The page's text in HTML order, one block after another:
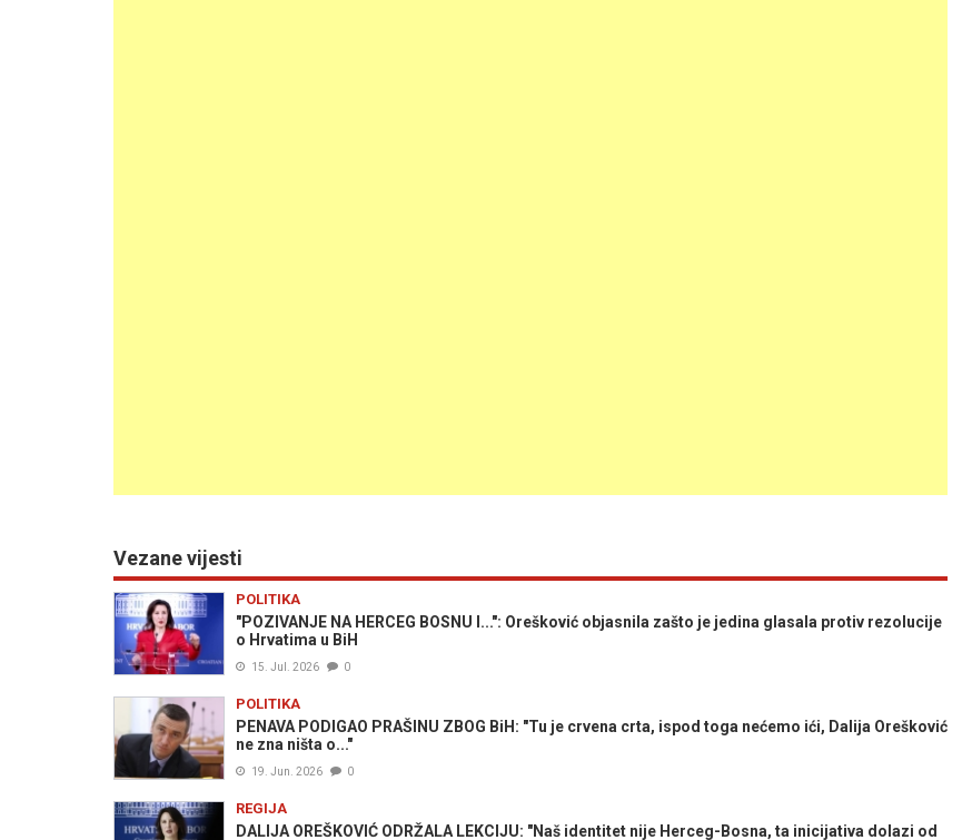
Vezane vijesti
POLITIKA
"POZIVANJE NA HERCEG BOSNU I...": Orešković objasnila zašto je jedina glasala protiv rezolucije
o Hrvatima u BiH
15. Jul. 2026 0
POLITIKA
PENAVA PODIGAO PRAŠINU ZBOG BiH: "Tu je crvena crta, ispod toga nećemo ići, Dalija Orešković
ne zna ništa o..."
19. Jun. 2026 0
REGIJA
DALIJA OREŠKOVIĆ ODRŽALA LEKCIJU: "Naš identitet nije Herceg-Bosna, ta inicijativa dolazi od